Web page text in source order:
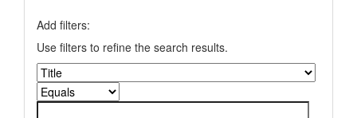
Add filters:
Use filters to refine the search results.